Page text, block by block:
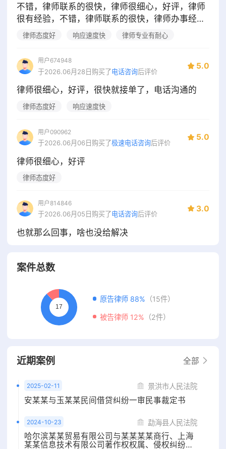
不错，律师联系的很快，律师很细心，好评，律师
很有经验，不错，律师联系的很快，律师办事经验
丰富，讲了很多
律师态度好 响应速度快 律师专业有耐心
用户674948
于2026.06月28日购买了电话咨询后评价
5.0
律师很细心，好评，很快就接单了，电话沟通的
律师态度好 响应速度快
用户090962
于2026.06月06日购买了极速电话咨询后评价
5.0
律师很细心，好评
律师态度好
用户814846
于2026.06月05日购买了电话咨询后评价
3.0
也就那么回事，啥也没给解决
案件总数
原告律师 88% （15件）
被告律师 12% （2件）
近期案例 全部
2025-02-11 景洪市人民法院
安某某与玉某某民间借贷纠纷一审民事裁定书
2024-10-23 勐海县人民法院
哈尔滨某某贸易有限公司与某某某某商行、上海
某某信息技术有限公司著作权权属、侵权纠纷一